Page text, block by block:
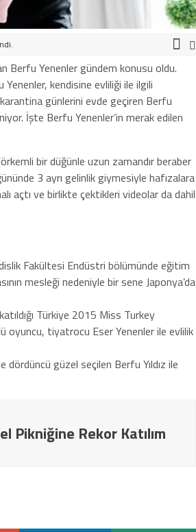
Berfu Yenenler gündem konusu oldu.
kendisine evliliği ile ilgili
günlerini evde geçiren Berfu
İşte Berfu Yenenler’in merak edilen
bir düğünle uzun zamandır beraber
3 ayrı gelinlik giymesiyle hafızalara
açtı ve birlikte çektikleri videolar da dahil
Fakültesi Endüstri bölümünde eğitim
mesleği nedeniyle bir sene Japonya’da
Türkiye 2015 Miss Turkey
oyuncu, tiyatrocu Eser Yenenler ile evlilik
güzel seçilen Berfu Yıldız ile
Pikniğine Rekor Katılım